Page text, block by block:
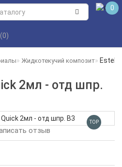
0
Жидкотекучий композит
2мл - отд шпр.
TOP
отзыв